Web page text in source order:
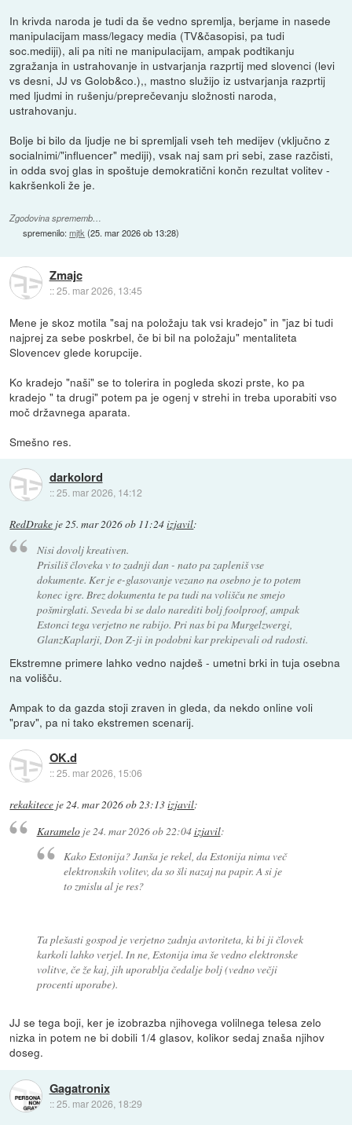
In krivda naroda je tudi da še vedno spremlja, berjame in nasede
manipulacijam mass/legacy media (TV&časopisi, pa tudi
soc.mediji), ali pa niti ne manipulacijam, ampak podtikanju
zgražanja in ustrahovanje in ustvarjanja razprtij med slovenci (levi
vs desni, JJ vs Golob&co.),, mastno služijo iz ustvarjanja razprtij
med ljudmi in rušenju/preprečevanju složnosti naroda,
ustrahovanju.
Bolje bi bilo da ljudje ne bi spremljali vseh teh medijev (vključno z
socialnimi/"influencer" mediji), vsak naj sam pri sebi, zase razčisti,
in odda svoj glas in spoštuje demokratični končn rezultat volitev -
kakršenkoli že je.
Zgodovina sprememb…
spremenilo:mjtk (25. mar 2026 ob 13:28)
Zmajc
::25. mar 2026, 13:45
Mene je skoz motila "saj na položaju tak vsi kradejo" in "jaz bi tudi
najprej za sebe poskrbel, če bi bil na položaju" mentaliteta
Slovencev glede korupcije.
Ko kradejo "naši" se to tolerira in pogleda skozi prste, ko pa
kradejo " ta drugi" potem pa je ogenj v strehi in treba uporabiti vso
moč državnega aparata.
Smešno res.
darkolord
::25. mar 2026, 14:12
RedDrake je 25. mar 2026 ob 11:24izjavil:
Nisi dovolj kreativen.
Prisiliš človeka v to zadnji dan - nato pa zapleniš vse
dokumente. Ker je e-glasovanje vezano na osebno je to potem
konec igre. Brez dokumenta te pa tudi na volišču ne smejo
pošmirglati. Seveda bi se dalo narediti bolj foolproof, ampak
Estonci tega verjetno ne rabijo. Pri nas bi pa Murgelzwergi,
GlanzKaplarji, Don Z-ji in podobni kar prekipevali od radosti.
Ekstremne primere lahko vedno najdeš - umetni brki in tuja osebna
na volišču.
Ampak to da gazda stoji zraven in gleda, da nekdo online voli
"prav", pa ni tako ekstremen scenarij.
OK.d
::25. mar 2026, 15:06
rekakitece je24. mar 2026 ob 23:13izjavil:
Karameloje 24. mar 2026 ob 22:04izjavil:
Kako Estonija? Janša je rekel, da Estonija nima več
elektronskih volitev, da so šli nazaj na papir. A si je
to zmislu al je res?
Ta plešasti gospod je verjetno zadnja avtoriteta, ki bi ji človek
karkoli lahko verjel. In ne, Estonija ima še vedno elektronske
volitve, če že kaj, jih uporablja čedalje bolj (vedno večji
procenti uporabe).
JJ se tega boji, ker je izobrazba njihovega volilnega telesa zelo
nizka in potem ne bi dobili 1/4 glasov, kolikor sedaj znaša njihov
doseg.
Gagatronix
::25. mar 2026, 18:29